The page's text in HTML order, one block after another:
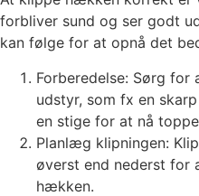
forbliver sund og ser godt
kan følge for at opnå det
Forberedelse: Sørg for
udstyr, som fx en
en stige for at nå
Planlæg klipningen:
øverst end nederst for
hækken.